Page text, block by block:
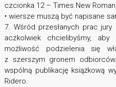
czcionka 12 – Times New Roman,
• wiersze muszą być napisane
7. Wśród przesłanych prac jury
aczkolwiek chcielibyśmy,
możliwość podzielenia się
z szerszym gronem
wspólną publikację książkową
Ridero.